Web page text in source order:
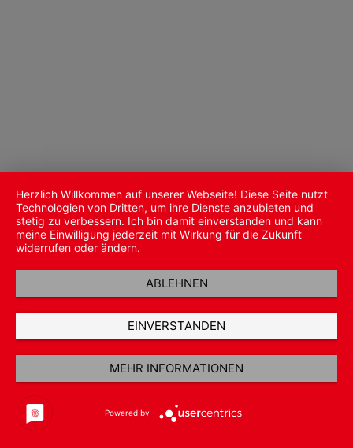
Herzlich Willkommen auf unserer Webseite! Diese Seite nutzt
Technologien von Dritten, um ihre Dienste anzubieten und
stetig zu verbessern. Ich bin damit einverstanden und kann
meine Einwilligung jederzeit mit Wirkung für die Zukunft
widerrufen oder ändern.
ABLEHNEN
EINVERSTANDEN
MEHR INFORMATIONEN
Powered by